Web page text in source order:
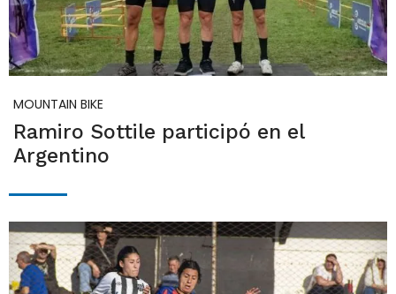
MOUNTAIN BIKE
Ramiro Sottile participó en el
Argentino